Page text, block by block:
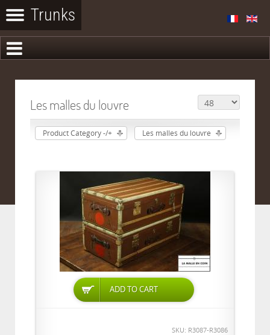
Les malles du louvre
Product Category -/+ Les malles du louvre
ADD TO CART
SKU: R3087-R3086